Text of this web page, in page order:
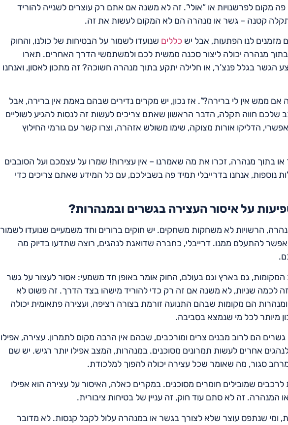
פה מקום לפרשנויות או “אולי”. זה לא משנה אם אתם רק עוצרים לשנייה להוריד
תקלה קטנה – גשר או מנהרה הם לא המקום לעשות את זה.
מזמנים לנו הפתעות, אבל יש כללים שנועדו לשמור על הבטיחות של כולנו, והחוק
מנהרה יכולה ליצור סכנה ממשית לכם ולמשתמשי הדרך האחרים. תארו
בגלל פנצ’ר, או חלילה יתקע בתוך מנהרה חשוכה? זה מתכון לאסון, ואנחנו
ממש אין לי ברירה?”. אז נכון, יש מקרים נדירים שבהם באמת אין ברירה, אבל
חווה תקלה, הדבר הראשון שאתם צריכים לעשות זה לנסות להגיע לשוליים
הדליקו אורות מצוקה, שימו משולש אזהרה, וצרו קשר עם גורמי החילוץ
בתוך מנהרה, זכרו את מה שאמרנו – אין עצירות! שמרו על עצמכם ועל הסובבים
נוספות, אנחנו בדרייבלי תמיד פה בשבילכם, עם כל המידע שאתם צריכים כדי
על איסור העצירה בגשרים ובמנהרות?
הרשויות לא משחקות משחקים. יש חוקים ברורים וחד משמעיים שנועדו לשמור
להתעלם ממנו. דרייבלי, כחברה שדואגת לנהגים, רוצה שתדעו בדיוק מה
גם בארץ וגם בעולם, החוק אומר באופן חד משמעי: אסור לעצור על גשר
לכמה שניות, לא משנה אם זה רק כדי להוריד מישהו בצד הדרך. זה פשוט לא
הם מקומות שבהם התנועה זורמת בצורה רציפה, ועצירה פתאומית יכולה
מיותר לכל מי שנמצא בסביבה.
הם לרוב מבנים צרים ומורכבים, שבהם אין הרבה מקום לתמרון. עצירה, אפילו
אחרים לעשות תמרונים מסוכנים. במנהרות, המצב אפילו יותר רגיש. יש שם
סגור, מה שאומר שכל עצירה יכולה להפוך למלכודת.
לרכבים שמובילים חומרים מסוכנים. במקרים כאלה, האיסור על עצירה הוא אפילו
זה לא סתם עוד חוק, זה עניין של בטיחות ציבורית.
ומי שנתפס עוצר שלא לצורך בגשר או במנהרה עלול לקבל קנסות. לא מדובר